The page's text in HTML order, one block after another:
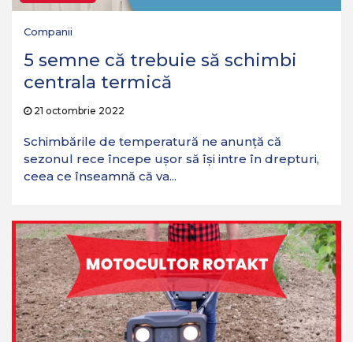
Companii
5 semne că trebuie să schimbi
centrala termică
21 octombrie 2022
Schimbările de temperatură ne anunță că
sezonul rece începe ușor să își intre în drepturi,
ceea ce înseamnă că va...